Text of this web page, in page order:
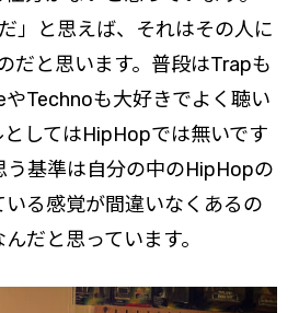
」と思えば、それはその人に
だと思います。普段はTrapも
Technoも大好きでよく聴い
してはHipHopでは無いです
う基準は自分の中のHipHopの
る感覚が間違いなくあるの
だと思っています。